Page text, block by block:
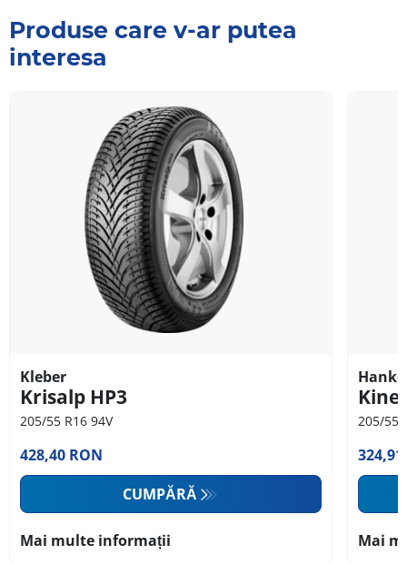
Produse care v-ar putea
interesa
Kleber
Krisalp HP3
205/55 R16 94V
428,40 RON
CUMPĂRĂ
Mai multe informații
205/55
Mai